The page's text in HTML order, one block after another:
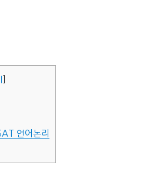
언어논리